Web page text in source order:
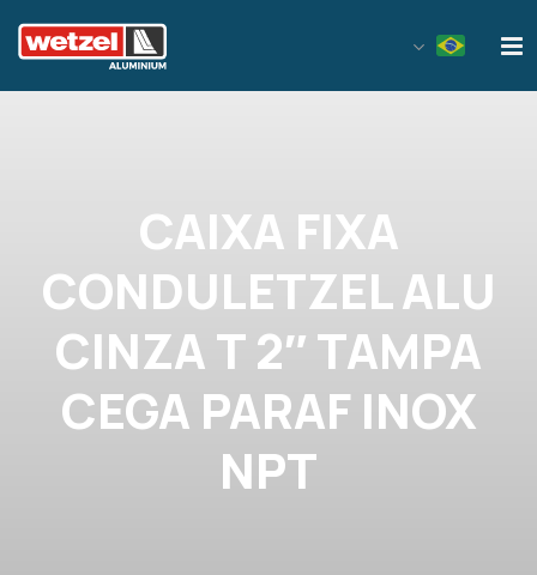
CAIXA FIXA
CONDULETZEL ALU
CINZA T 2″ TAMPA
CEGA PARAF INOX
NPT